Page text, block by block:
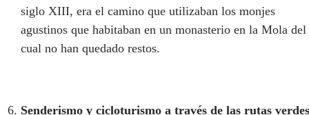
siglo XIII, era el camino que utilizaban los monjes
agustinos que habitaban en un monasterio en la Mola del
cual no han quedado restos.
Senderismo y cicloturismo a través de las rutas verdes